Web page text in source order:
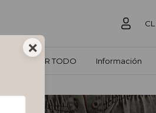
CL
VER TODO Información
×